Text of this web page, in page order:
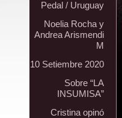
Pedal / Uruguay
Noelia Rocha y
Andrea Arismendi
M
10 Setiembre 2020
Sobre “LA
INSUMISA”
Cristina opinó